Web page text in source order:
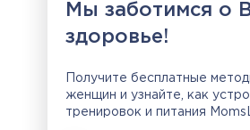
Мы заботимся о
здоровье!
Получите бесплатные
женщин и узнайте, как
тренировок и питания